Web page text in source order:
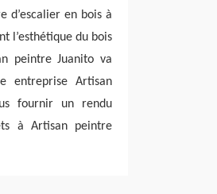
d’escalier en bois à
l’esthétique du bois
peintre Juanito va
entreprise Artisan
fournir un rendu
à Artisan peintre